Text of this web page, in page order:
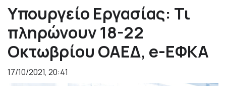
Υπουργείο Εργασίας: Τι
πληρώνουν 18-22
Οκτωβρίου ΟΑΕΔ, e-ΕΦΚΑ
17/10/2021, 20:41